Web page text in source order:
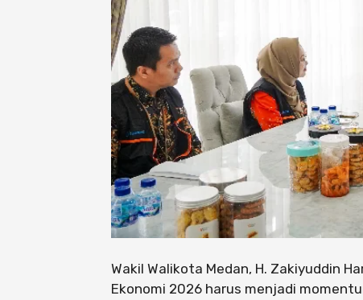
Wakil Walikota Medan, H. Zakiyuddin
Ekonomi 2026 harus menjadi